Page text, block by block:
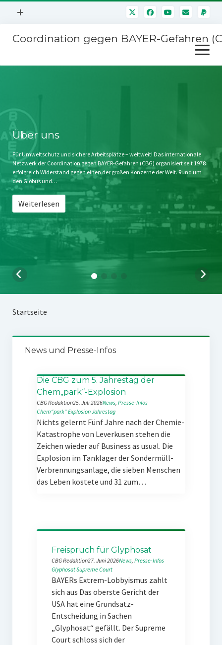
Menü
+
Mitmachen
Kontakt
Impressum
Störfälle
Coordination gegen BAYER-Gefahren
Menü
öffnen
Stichwort BAYER
Jahrestagung
SPENDEN
Über uns
Für Umweltschutz und sichere Arbeitsplätze – weltweit! Das internationale
Netzwerk der Coordination gegen BAYER-Gefahren (CBG) organisiert seit 1978
erfolgreich Widerstand gegen einen der großen Konzerne der Welt. Rund um
den Globus und…
Weiterlesen
Startseite
News und Presse-Infos
Die CBG zum 5. Jahrestag der
Chem„park“-Explosion
CBG Redaktion25. Juli 2026News, Presse-Infos
Chem“park“ExplosionJahrestag
Nichts gelernt Fünf Jahre nach der Chemie-
Katastrophe von Leverkusen stehen die
Zeichen wieder auf Business as usual. Die
Explosion im Tanklager der Sondermüll-
Verbrennungsanlage, die sieben Menschen
das Leben kostete und 31 zum…
Freispruch für Glyphosat
CBG Redaktion27. Juni 2026News, Presse-Infos
GlyphosatSupreme Court
BAYERs Extrem-Lobbyismus zahlt
sich aus Das oberste Gericht der
USA hat eine Grundsatz-
Entscheidung in Sachen
„Glyphosat“ gefällt. Der Supreme
Court schloss sich der